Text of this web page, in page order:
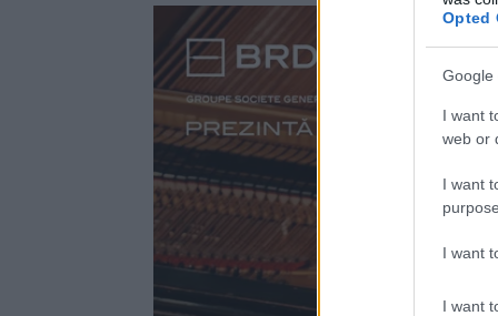
Opted
Google
I want
web or
I want
I want
I want